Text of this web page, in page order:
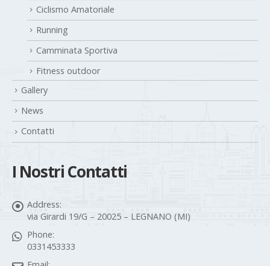
Running
Camminata Sportiva
Fitness outdoor
Gallery
News
Contatti
Phone:
Email: